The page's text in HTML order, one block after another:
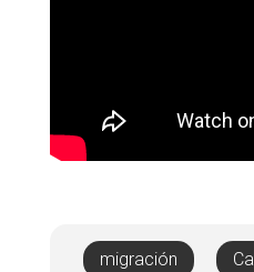
migración